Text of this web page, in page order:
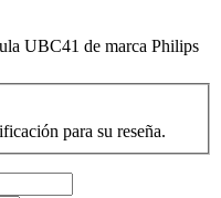
UBC41 de marca Philips
para su reseña.